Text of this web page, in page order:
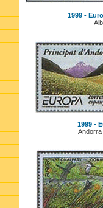
1999 -
1999 -
Andorra